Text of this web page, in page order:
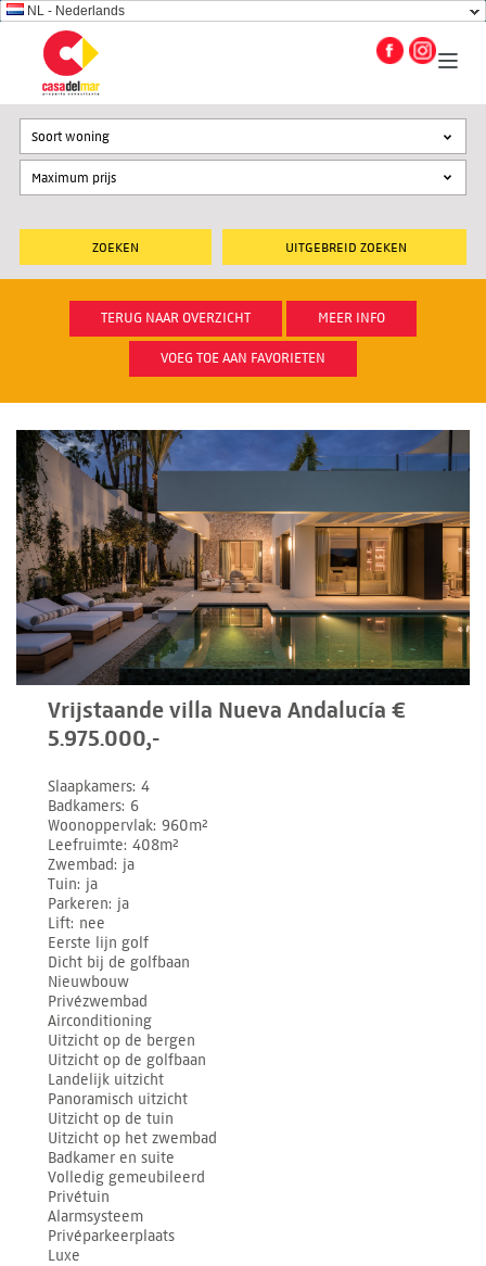
NL - Nederlands
UITGEBREID ZOEKEN
Soort woning
TERUG NAAR OVERZICHT MEER INFO
VOEG TOE AAN FAVORIETEN
Vrijstaande villa Nueva Andalucía €
5.975.000,-
Slaapkamers 4
Badkamers 6
Woonoppervlak 960m²
Leefruimte 408m²
Zwembad ja
Tuin ja
Parkeren ja
Lift nee
Eerste lijn golf
Dicht bij de golfbaan
Nieuwbouw
Privézwembad
Airconditioning
Uitzicht op de bergen
Uitzicht op de golfbaan
Landelijk uitzicht
Panoramisch uitzicht
Uitzicht op de tuin
Uitzicht op het zwembad
Badkamer en suite
Volledig gemeubileerd
Privétuin
Alarmsysteem
Privéparkeerplaats
Luxe